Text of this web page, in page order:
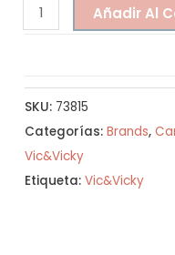
Añadir Al
SKU: 73815
Categorías: Brands,
Vic&Vicky
Etiqueta: Vic&Vicky